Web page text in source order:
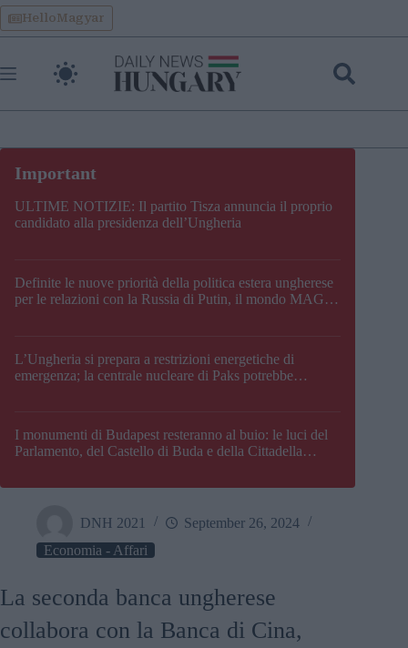
Skip
to
content
HelloMagyar
ULTIME NOTIZIE: Il partito Tisza annuncia il proprio
candidato alla presidenza dell’Ungheria
Definite le nuove priorità della politica estera ungherese
per le relazioni con la Russia di Putin, il mondo MAGA,
L’Ungheria si prepara a restrizioni energetiche di
emergenza; la centrale nucleare di Paks potrebbe
I monumenti di Budapest resteranno al buio: le luci del
Parlamento, del Castello di Buda e della Cittadella
DNH 2021
September 26, 2024
Economia - Affari
La seconda banca ungherese
collabora con la Banca di Cina,